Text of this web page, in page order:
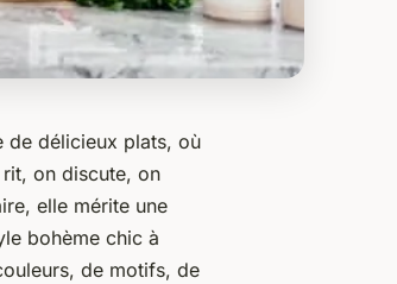
de délicieux plats, où
rit, on discute, on
elle mérite une
bohème chic à
de motifs, de